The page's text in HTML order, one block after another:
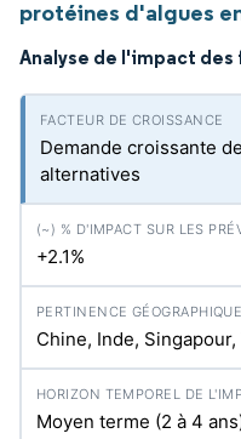
protéines d'algues
Analyse de l'impact
Demande croissante
alternatives
+2.1%
Chine, Inde,
Moyen terme (2 à 4